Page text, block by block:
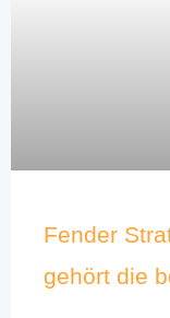
Fender
gehört die